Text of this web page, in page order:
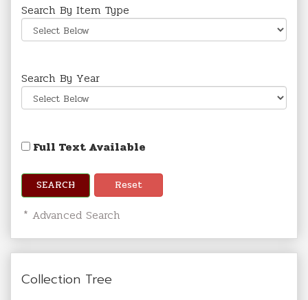
Search By Item Type
Search By Year
Full Text Available
SEARCH Reset
* Advanced Search
Collection Tree